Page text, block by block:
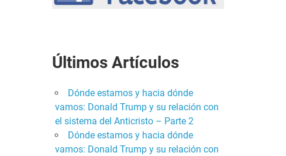
Últimos Artículos
Dónde estamos y hacia dónde
vamos: Donald Trump y su relación con
el sistema del Anticristo – Parte 2
Dónde estamos y hacia dónde
vamos: Donald Trump y su relación con